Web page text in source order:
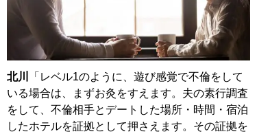
北川
「レベル1のように、遊び感覚で不倫をして
いる場合は、まずお灸をすえます。夫の素行調査
をして、不倫相手とデートした場所・時間・宿泊
したホテルを証拠として押さえます。その証拠を